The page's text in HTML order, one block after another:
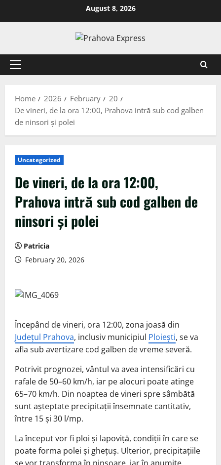
August 8, 2026
Home 2026 February
20
De vineri, de la ora 12:00, Prahova intră sub cod galben
de ninsori și polei
Uncategorized
De vineri, de la ora 12:00,
Prahova intră sub cod galben de
ninsori și polei
Patricia
February 20, 2026
Începând de vineri, ora 12:00, zona joasă din
Județul Prahova, inclusiv municipiul Ploiești, se va
afla sub avertizare cod galben de vreme severă.
Potrivit prognozei, vântul va avea intensificări cu
rafale de 50–60 km/h, iar pe alocuri poate atinge
65–70 km/h. Din noaptea de vineri spre sâmbătă
sunt așteptate precipitații însemnate cantitativ,
între 15 și 30 l/mp.
La început vor fi ploi și lapoviță, condiții în care se
poate forma polei și ghețuș. Ulterior, precipitațiile